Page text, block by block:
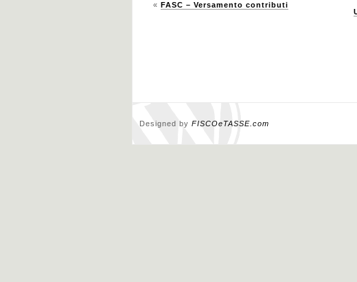
« FASC – Versamento contributi
Designed by FISCOeTASSE.com